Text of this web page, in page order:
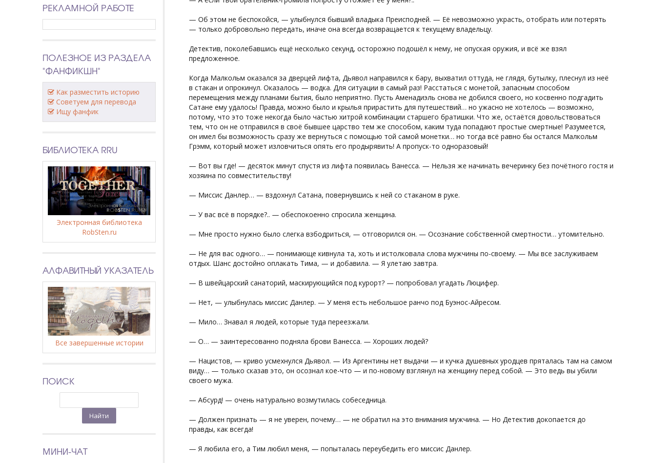
— Об этом не беспокойся, — улыбнулся бывший владыка Преисподней. — Её невозможно украсть, отобрать или потерять
— только добровольно передать, иначе она всегда возвращается к текущему владельцу.
Детектив, поколебавшись ещё несколько секунд, осторожно подошёл к нему, не опуская оружия, и всё же взял
предложенное.
Когда Малкольм оказался за дверцей лифта, Дьявол направился к бару, выхватил оттуда, не глядя, бутылку, плеснул из неё
в стакан и опрокинул. Оказалось — водка. Для ситуации в самый раз! Расстаться с монетой, запасным способом
перемещения между планами бытия, было неприятно. Пусть Аменадиэль снова не добился своего, но косвенно подгадить
Сатане ему удалось! Правда, можно было и крылья прирастить для путешествий… но ужасно не хотелось — возможно,
потому, что это тоже некогда было частью хитрой комбинации старшего братишки. Что же, остаётся довольствоваться
тем, что он не отправился в своё бывшее царство тем же способом, каким туда попадают простые смертные! Разумеется,
он имел бы возможность сразу же вернуться с помощью той самой монетки… но тогда всё равно бы остался Малкольм
Грэмм, который может изловчиться опять его продырявить! А пропуск-то одноразовый!
— Вот вы где! — десяток минут спустя из лифта появилась Ванесса. — Нельзя же начинать вечеринку без почётного гостя и
хозяина по совместительству!
— Миссис Данлер… — вздохнул Сатана, повернувшись к ней со стаканом в руке.
— У вас всё в порядке?.. — обеспокоенно спросила женщина.
— Мне просто нужно было слегка взбодриться, — отговорился он. — Осознание собственной смертности… утомительно.
— Не для вас одного… — понимающе кивнула та, хоть и истолковала слова мужчины по-своему. — Мы все заслуживаем
отдых. Шанс достойно оплакать Тима, — и добавила. — Я улетаю завтра.
— В швейцарский санаторий, маскирующийся под курорт? — попробовал угадать Люцифер.
— Нет, — улыбнулась миссис Данлер. — У меня есть небольшое ранчо под Буэнос-Айресом.
— Мило… Знавал я людей, которые туда переезжали.
— О… — заинтересованно подняла брови Ванесса. — Хороших людей?
— Нацистов, — криво усмехнулся Дьявол. — Из Аргентины нет выдачи — и кучка душевных уродцев пряталась там на самом
виду… — только сказав это, он осознал кое-что — и по-новому взглянул на женщину перед собой. — Это ведь вы убили
своего мужа.
— Абсурд! — очень натурально возмутилась собеседница.
— Должен признать — я не уверен, почему… — не обратил на это внимания мужчина. — Но Детектив докопается до
правды, как всегда!
— Я любила его, а Тим любил меня, — попыталась переубедить его миссис Данлер.
РЕКЛАМНОЙ РАБОТЕ
ПОЛЕЗНОЕ ИЗ РАЗДЕЛА
"ФАНФИКШН"
Как разместить историю
Советуем для перевода
Ищу фанфик
БИБЛИОТЕКА RRU
Электронная библиотека
RobSten.ru
АЛФАВИТНЫЙ УКАЗАТЕЛЬ
Все завершенные истории
ПОИСК
МИНИ-ЧАТ